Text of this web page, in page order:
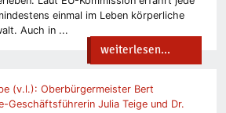
einmal im Leben körperliche
Auch in ...
weiterlesen...